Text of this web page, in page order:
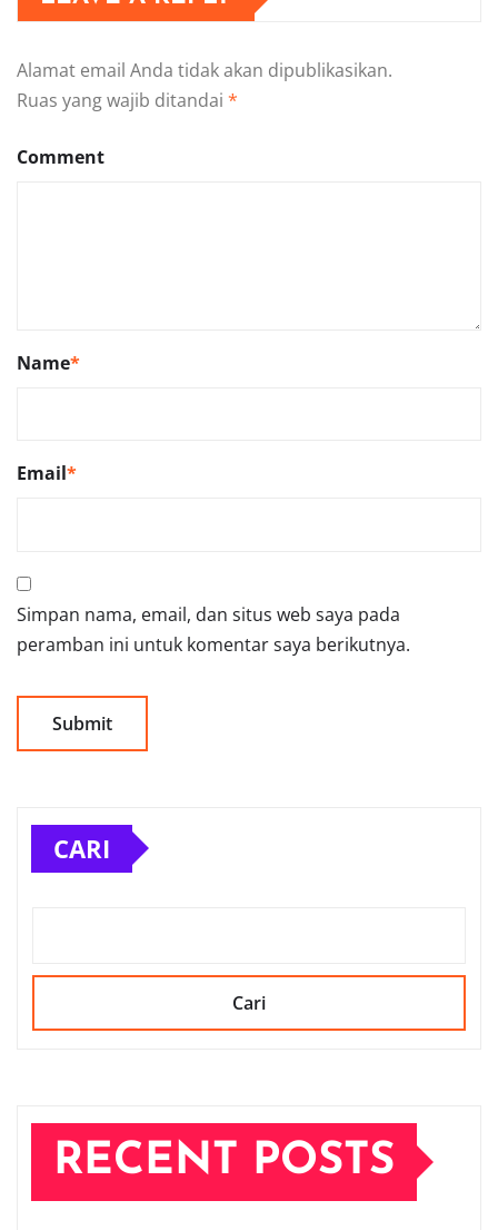
Alamat email Anda tidak akan dipublikasikan.
Ruas yang wajib ditandai *
Comment
Name*
Email*
Simpan nama, email, dan situs web saya pada
peramban ini untuk komentar saya berikutnya.
CARI
Cari
RECENT POSTS